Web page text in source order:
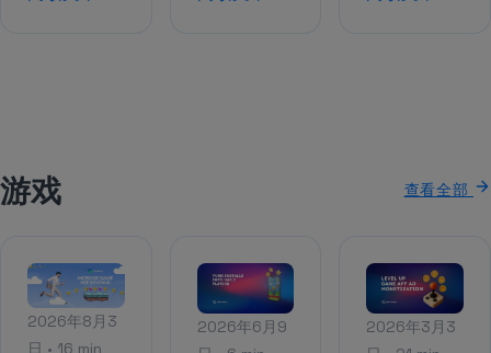
游戏 查看全部
2026年8月3
日 • 16 min
2026年6月9
2026年3月3